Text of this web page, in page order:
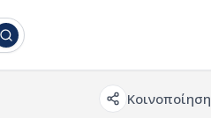
Κοινοποίηση